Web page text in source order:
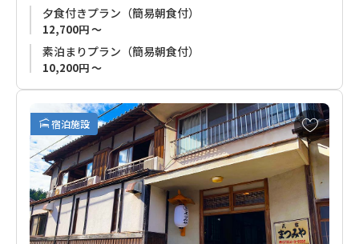
夕食付きプラン（簡易朝食付）
12,700円 ～
素泊まりプラン（簡易朝食付）
10,200円 ～
宿泊施設
お
気
に
入
り
に
追
加